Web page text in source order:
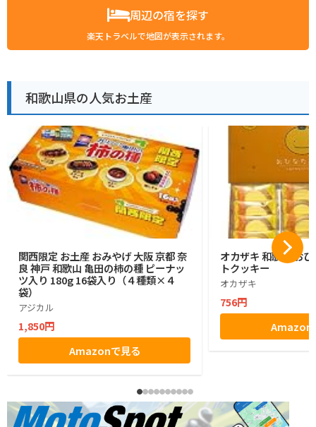
周辺の宿を探す
楽天トラベルで地図が表示されます。
和歌山県の人気お土産
関西限定 お土産 おみやげ 大阪 京都 奈
良 神戸 和歌山 亀田の柿の種 ピーナッ
ツ入り 180g 16袋入り（４種類×４
袋）
アジカル
1,850円
Amazonで見る
オカザキ 和歌山 お
トクッキー
オカザキ
756円
Amazon